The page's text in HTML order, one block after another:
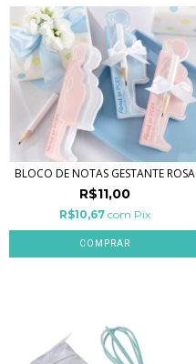
BLOCO DE NOTAS GESTANTE ROSA
R$11,00
R$10,67 com Pix